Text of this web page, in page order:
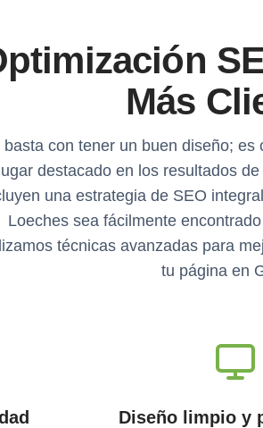
Más
basta con tener un buen diseño;
lugar destacado en los resultados
una estrategia de SEO
Loeches sea fácilmente
técnicas avanzadas para
tu página en
Diseño limpio y